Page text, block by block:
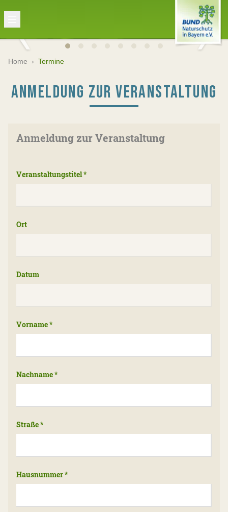
Home › Termine
ANMELDUNG ZUR VERANSTALTUNG
Anmeldung zur Veranstaltung
Veranstaltungstitel*
Ort
Datum
Vorname*
Nachname*
Straße*
Hausnummer*